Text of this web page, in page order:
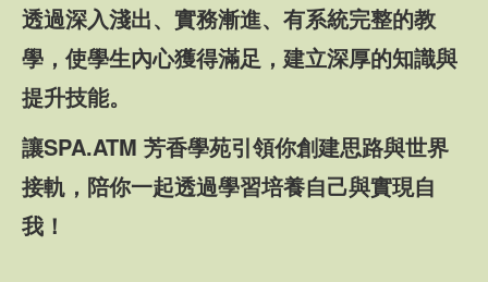
透過深入淺出、實務漸進、有系統完整的教
學，使學生內心獲得滿足，建立深厚的知識與
提升技能。
讓SPA.ATM 芳香學苑引領你創建思路與世界
接軌，陪你一起透過學習培養自己與實現自
我！